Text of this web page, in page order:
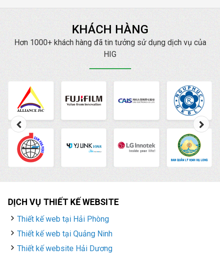
chắn sẽ giúp quý khách
phát triển kinh doanh
khách phát triển kinh
doanh nhanh chóng.
KHÁCH HÀNG
Hơn 1000+ khách hàng đã tin tưởng sử dụng dịch vụ của
HIG
DỊCH VỤ THIẾT KẾ WEBSITE
Thiết kế web tại Hải Phòng
Thiết kế web tại Quảng Ninh
Thiết kế website Hải Dương